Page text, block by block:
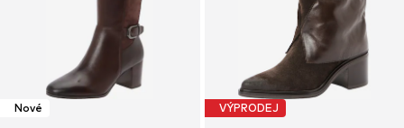
Nové VÝPRODEJ